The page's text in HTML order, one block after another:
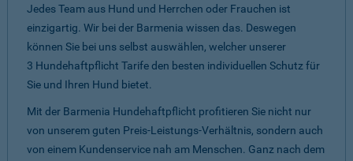
Jedes Team aus Hund und Herrchen oder Frauchen ist
einzigartig. Wir bei der Barmenia wissen das. Deswegen
können Sie bei uns selbst auswählen, welcher unserer
3 Hundehaftpflicht Tarife den besten individuellen Schutz für
Sie und Ihren Hund bietet.
Mit der Barmenia Hundehaftpflicht profitieren Sie nicht nur
von unserem guten Preis-Leistungs-Verhältnis, sondern auch
von einem Kundenservice nah am Menschen. Ganz nach dem